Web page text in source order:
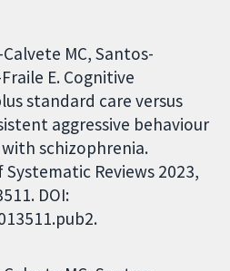
MC, Santos-
E. Cognitive
standard care versus
aggressive behaviour
schizophrenia.
Reviews 2023,
DOI: